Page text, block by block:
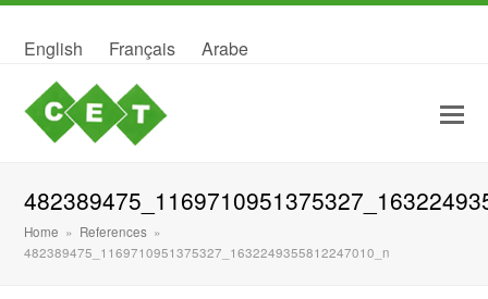
English Français Arabe
Home » References »
482389475_1169710951375327_1632249355812247010_n